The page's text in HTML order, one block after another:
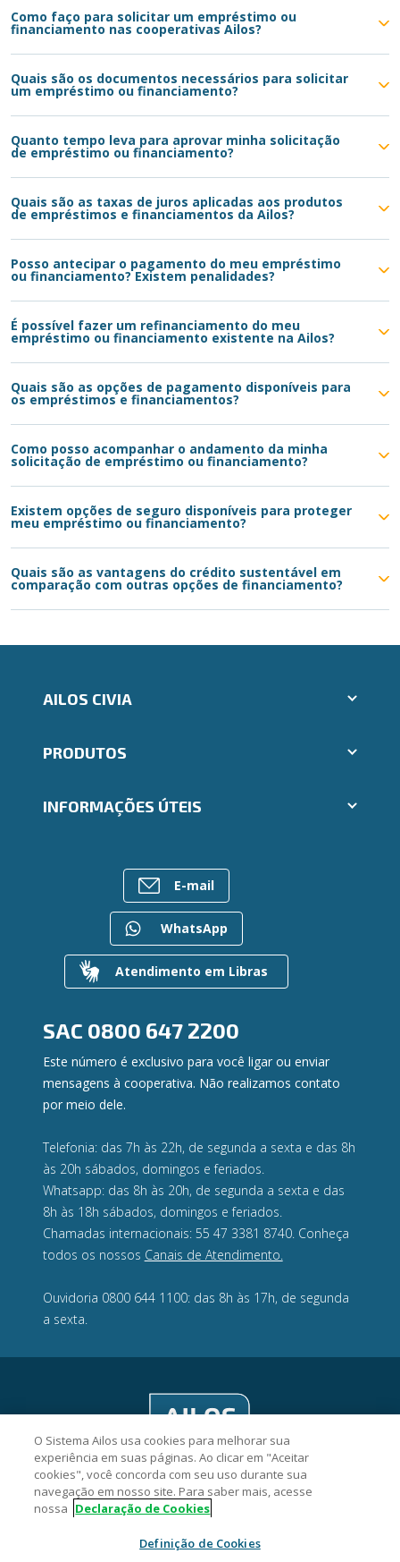
Como faço para solicitar um empréstimo ou
financiamento nas cooperativas Ailos?
Quais são os documentos necessários para solicitar
um empréstimo ou financiamento?
Quanto tempo leva para aprovar minha solicitação
de empréstimo ou financiamento?
Quais são as taxas de juros aplicadas aos produtos
de empréstimos e financiamentos da Ailos?
Posso antecipar o pagamento do meu empréstimo
ou financiamento? Existem penalidades?
É possível fazer um refinanciamento do meu
empréstimo ou financiamento existente na Ailos?
Quais são as opções de pagamento disponíveis para
os empréstimos e financiamentos?
Como posso acompanhar o andamento da minha
solicitação de empréstimo ou financiamento?
Existem opções de seguro disponíveis para proteger
meu empréstimo ou financiamento?
Quais são as vantagens do crédito sustentável em
comparação com outras opções de financiamento?
AILOS CIVIA
Indique um amigo
Trabalhe Conosco
Ailos Educação
Gerenciar Cookies
PRODUTOS
Consórcios
Para empresas
INFORMAÇÕES ÚTEIS
Postos de Atendimento
Regularização de dívidas
Valores a Receber
Contato
Canal de Ética
Ouvidoria
E-mail
WhatsApp
Atendimento em Libras
SAC 0800 647 2200
Este número é exclusivo para você ligar ou enviar
mensagens à cooperativa. Não realizamos contato
por meio dele.
Telefonia: das 7h às 22h, de segunda a sexta e das 8h
às 20h sábados, domingos e feriados.
Whatsapp: das 8h às 20h, de segunda a sexta e das
8h às 18h sábados, domingos e feriados.
Chamadas internacionais: 55 47 3381 8740. Conheça
todos os nossos Canais de Atendimento.
Ouvidoria 0800 644 1100: das 8h às 17h, de segunda
a sexta.
Civia Cooperativa de Crédito - CNPJ 10.218.474/0001-68
O Sistema Ailos usa cookies para melhorar sua
experiência em suas páginas. Ao clicar em "Aceitar
cookies", você concorda com seu uso durante sua
navegação em nosso site. Para saber mais, acesse
nossa Declaração de Cookies
Definição de Cookies